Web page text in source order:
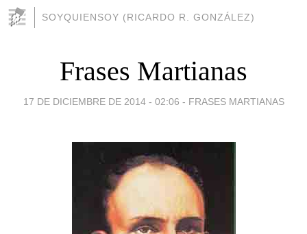
SOYQUIENSOY (RICARDO R. GONZÁLEZ)
Frases Martianas
17 DE DICIEMBRE DE 2014 - 02:06 - FRASES MARTIANAS